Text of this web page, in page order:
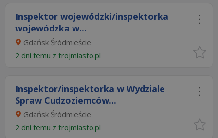
Inspektor wojewódzki/inspektorka
wojewódzka w...
Gdańsk Śródmieście
2 dni temu z trojmiasto.pl
Inspektor/inspektorka w Wydziale
Spraw Cudzoziemców...
Gdańsk Śródmieście
2 dni temu z trojmiasto.pl